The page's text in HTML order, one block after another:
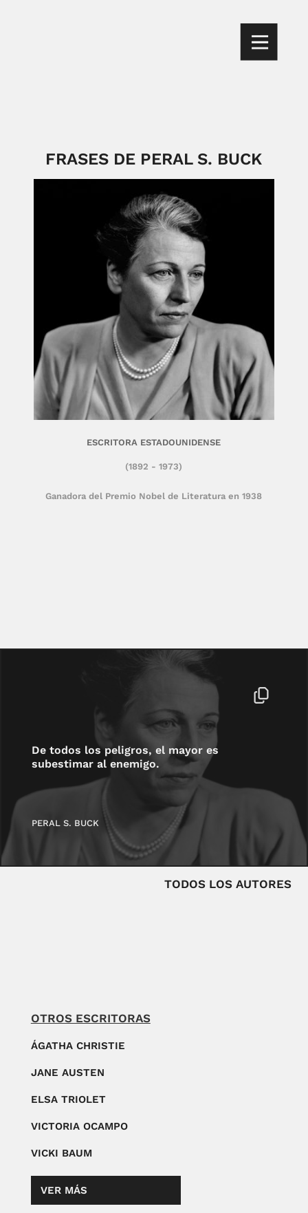
FRASES DE PERAL S. BUCK
Ganadora del Premio Nobel de Literatura en 1938
(1892 - 1973)
ESCRITORA ESTADOUNIDENSE
De todos los peligros, el mayor es
subestimar al enemigo.
PERAL S. BUCK
TODOS LOS AUTORES
OTROS ESCRITORAS
ÁGATHA CHRISTIE
JANE AUSTEN
ELSA TRIOLET
VICTORIA OCAMPO
VICKI BAUM
VER MÁS